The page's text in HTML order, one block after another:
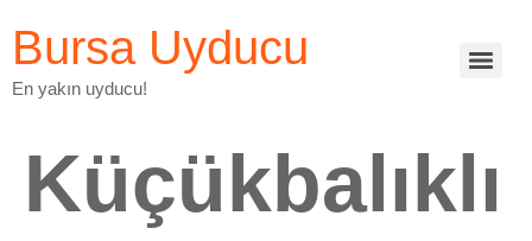
Bursa Uyducu
En yakın uyducu!
Küçükbalıklı